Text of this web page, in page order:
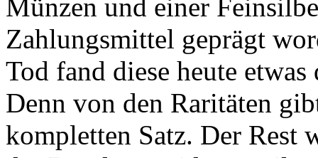
Münzen und einer
Zahlungsmittel geprägt
Tod fand diese heute
Denn von den Raritäten
kompletten Satz. Der Rest